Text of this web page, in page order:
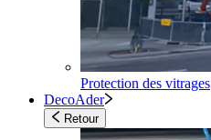
Protection des vitrages
DecoAder
Retour